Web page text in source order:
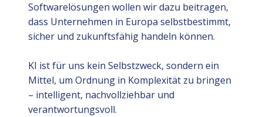
Softwarelösungen wollen wir dazu beitragen,
dass Unternehmen in Europa selbstbestimmt,
sicher und zukunftsfähig handeln können.
KI ist für uns kein Selbstzweck, sondern ein
Mittel, um Ordnung in Komplexität zu bringen
– intelligent, nachvollziehbar und
verantwortungsvoll.